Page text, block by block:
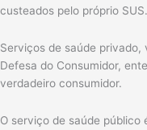
custeados pelo próprio SUS.
Serviços de saúde privado,
Defesa do Consumidor,
verdadeiro consumidor.
O serviço de saúde público